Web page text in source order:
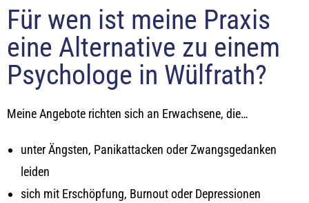
Für wen ist meine Praxis
eine Alternative zu einem
Psychologe in Wülfrath?
Meine Angebote richten sich an Erwachsene, die…
unter Ängsten, Panikattacken oder Zwangsgedanken
leiden
sich mit Erschöpfung, Burnout oder Depressionen